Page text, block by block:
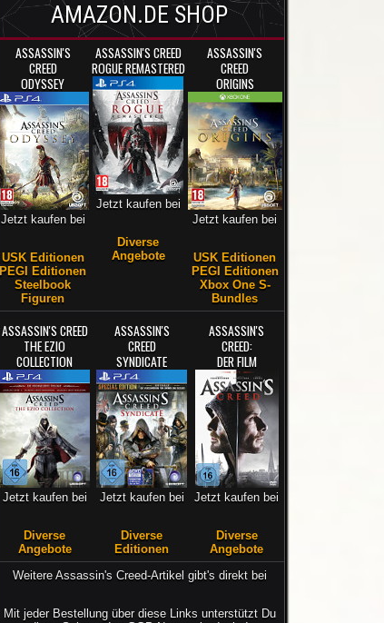
AMAZON.DE SHOP
ASSASSIN'S
CREED
ODYSSEY
Jetzt kaufen bei
USK Editionen
PEGI Editionen
Steelbook
Figuren
ASSASSIN'S CREED
ROGUE REMASTERED
Jetzt kaufen bei
Diverse
Angebote
ASSASSIN'S
CREED
ORIGINS
Jetzt kaufen bei
USK Editionen
PEGI Editionen
Xbox One S-
Bundles
ASSASSIN'S CREED
THE EZIO
COLLECTION
Jetzt kaufen bei
Diverse
Angebote
ASSASSIN'S
CREED
SYNDICATE
Jetzt kaufen bei
Diverse
Editionen
ASSASSIN'S
CREED:
DER FILM
Jetzt kaufen bei
Diverse
Angebote
Weitere Assassin's Creed-Artikel gibt's direkt bei
Mit jeder Bestellung über diese Links unterstützt Du